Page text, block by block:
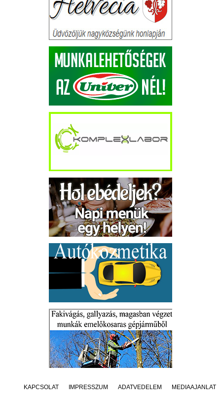
KAPCSOLAT IMPRESSZUM ADATVÉDELEM MÉDIAAJÁNLAT